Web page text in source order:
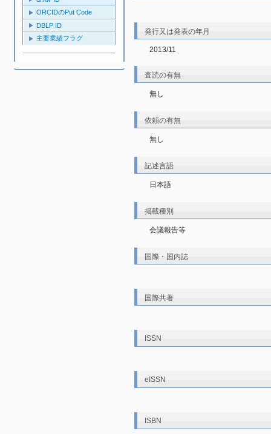
ORCIDのPut Code
DBLP ID
主要業績フラグ
発行又は発表の年月
2013/11
査読の有無
無し
依頼の有無
無し
記述言語
日本語
掲載種別
会議報告等
国際・国内誌
国際共著
ISSN
eISSN
ISBN